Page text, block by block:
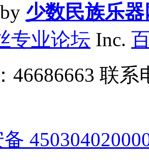
少数民族乐器
专业论坛 Inc.
46686663 联